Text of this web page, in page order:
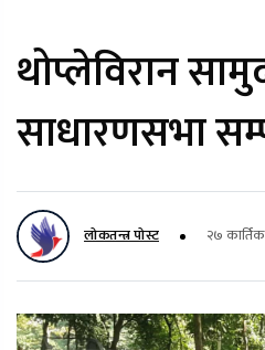
थोप्लेविरान
साधारणसभा
लोकतन्त्र पोस्ट २७